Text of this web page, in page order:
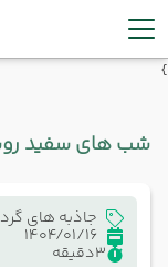
}
شب های سفید
جاذبه های
1404/01/16
3دقیقه